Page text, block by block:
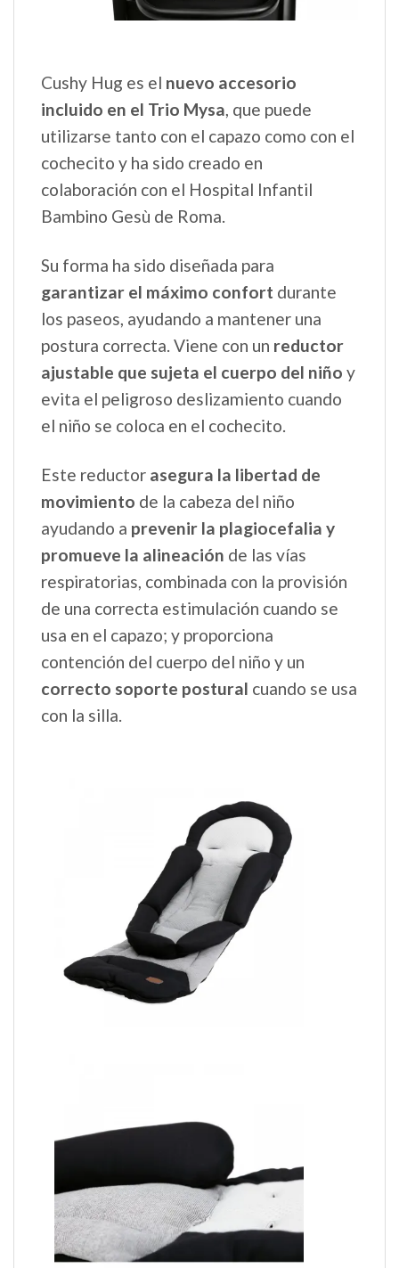
Cushy Hug es el nuevo accesorio
incluido en el Trio Mysa, que puede
utilizarse tanto con el capazo como con el
cochecito y ha sido creado en
colaboración con el Hospital Infantil
Bambino Gesù de Roma.
Su forma ha sido diseñada para
garantizar el máximo confort durante
los paseos, ayudando a mantener una
postura correcta. Viene con un reductor
ajustable que sujeta el cuerpo del niño y
evita el peligroso deslizamiento cuando
el niño se coloca en el cochecito.
Este reductor asegura la libertad de
movimiento de la cabeza del niño
ayudando a prevenir la plagiocefalia y
promueve la alineación de las vías
respiratorias, combinada con la provisión
de una correcta estimulación cuando se
usa en el capazo; y proporciona
contención del cuerpo del niño y un
correcto soporte postural cuando se usa
con la silla.